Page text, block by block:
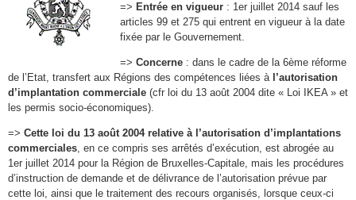
=> Entrée en vigueur: 1er juillet 2014 sauf les
articles 99 et 275 qui entrent en vigueur à la date
fixée par le Gouvernement.
=> Concerne: dans le cadre de la 6ème réforme
de l’Etat, transfert aux Régions des compétences liées à l’autorisation
d’implantation commerciale (cfr loi du 13 août 2004 dite « Loi IKEA » et
les permis socio-économiques).
=> Cette loi du 13 août 2004 relative à l’autorisation d’implantations
commerciales , en ce compris ses arrêtés d’exécution, est abrogée au
1er juillet 2014 pour la Région de Bruxelles-Capitale, mais les procédures
d’instruction de demande et de délivrance de l’autorisation prévue par
cette loi, ainsi que le traitement des recours organisés, lorsque ceux-ci